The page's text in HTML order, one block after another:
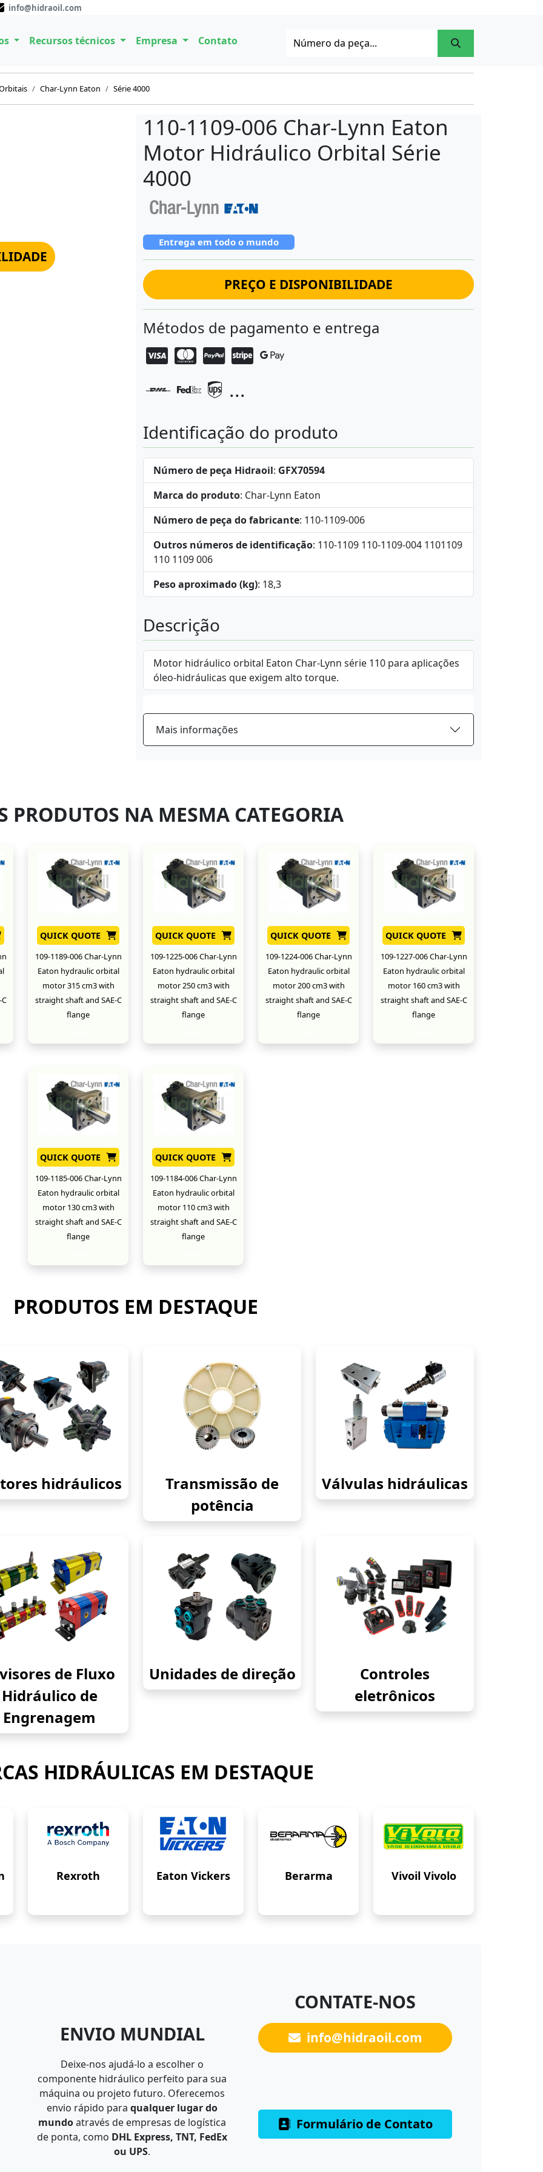
info@hidraoil.com
Recursos técnicos Empresa Contato
Char-Lynn Eaton Série 4000
110-1109-006 Char-Lynn Eaton
Motor Hidráulico Orbital Série
4000
Entrega em todo o mundo
PREÇO E DISPONIBILIDADE
Métodos de pagamento e entrega
...
Identificação do produto
Número de peça Hidraoil: GFX70594
Marca do produto: Char-Lynn Eaton
Número de peça do fabricante: 110-1109-006
Outros números de identificação: 110-1109 110-1109-004 1101109
110 1109 006
Peso aproximado (kg): 18,3
Descrição
Motor hidráulico orbital Eaton Char-Lynn série 110 para aplicações
óleo-hidráulicas que exigem alto torque.
Mais informações
PRODUTOS NA MESMA CATEGORIA
QUICK QUOTE
109-1189-006 Char-Lynn
Eaton hydraulic orbital
motor 315 cm3 with
straight shaft and SAE-C
flange
QUICK QUOTE
109-1225-006 Char-Lynn
Eaton hydraulic orbital
motor 250 cm3 with
straight shaft and SAE-C
flange
QUICK QUOTE
109-1224-006 Char-Lynn
Eaton hydraulic orbital
motor 200 cm3 with
straight shaft and SAE-C
flange
QUICK QUOTE
109-1227-006 Char-Lynn
Eaton hydraulic orbital
motor 160 cm3 with
straight shaft and SAE-C
flange
QUICK QUOTE
109-1185-006 Char-Lynn
Eaton hydraulic orbital
motor 130 cm3 with
straight shaft and SAE-C
flange
QUICK QUOTE
109-1184-006 Char-Lynn
Eaton hydraulic orbital
motor 110 cm3 with
straight shaft and SAE-C
flange
PRODUTOS EM DESTAQUE
hidráulicos
Transmissão de
potência
Válvulas hidráulicas
de Fluxo
Hidráulico de
Engrenagem
Unidades de direção
Controles
eletrônicos
HIDRÁULICAS EM DESTAQUE
Rexroth Eaton Vickers Berarma Vivoil Vivolo
ENVIO MUNDIAL
Deixe-nos ajudá-lo a escolher o
componente hidráulico perfeito para sua
máquina ou projeto futuro. Oferecemos
envio rápido para qualquer lugar do
mundoatravés de empresas de logística
de ponta, como DHL Express, TNT, FedEx
ou UPS.
CONTATE-NOS
info@hidraoil.com
Formulário de Contato